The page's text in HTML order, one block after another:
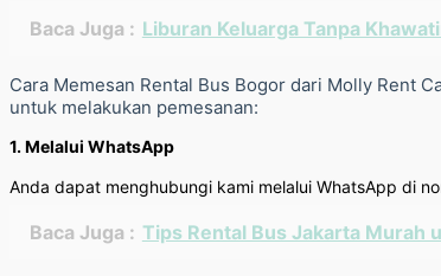
Baca Juga : Liburan Keluarga Tanpa
Cara Memesan Rental Bus Bogor dari Molly Rent
untuk melakukan pemesanan:
1. Melalui WhatsApp
Anda dapat menghubungi kami melalui WhatsApp di
Baca Juga : Tips Rental Bus Jakarta Murah